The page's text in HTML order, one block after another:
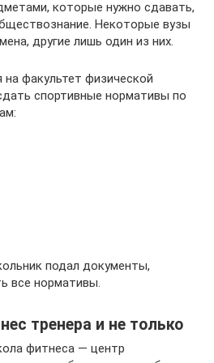
которые нужно сдавать,
Некоторые вузы
другие лишь один из них.
факультет физической
спортивные нормативы по
подал документы,
все нормативы.
тренера и не только
фитнеса — центр